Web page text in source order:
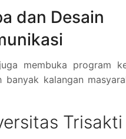
dan Desain
membuka program
kalangan
Trisakti